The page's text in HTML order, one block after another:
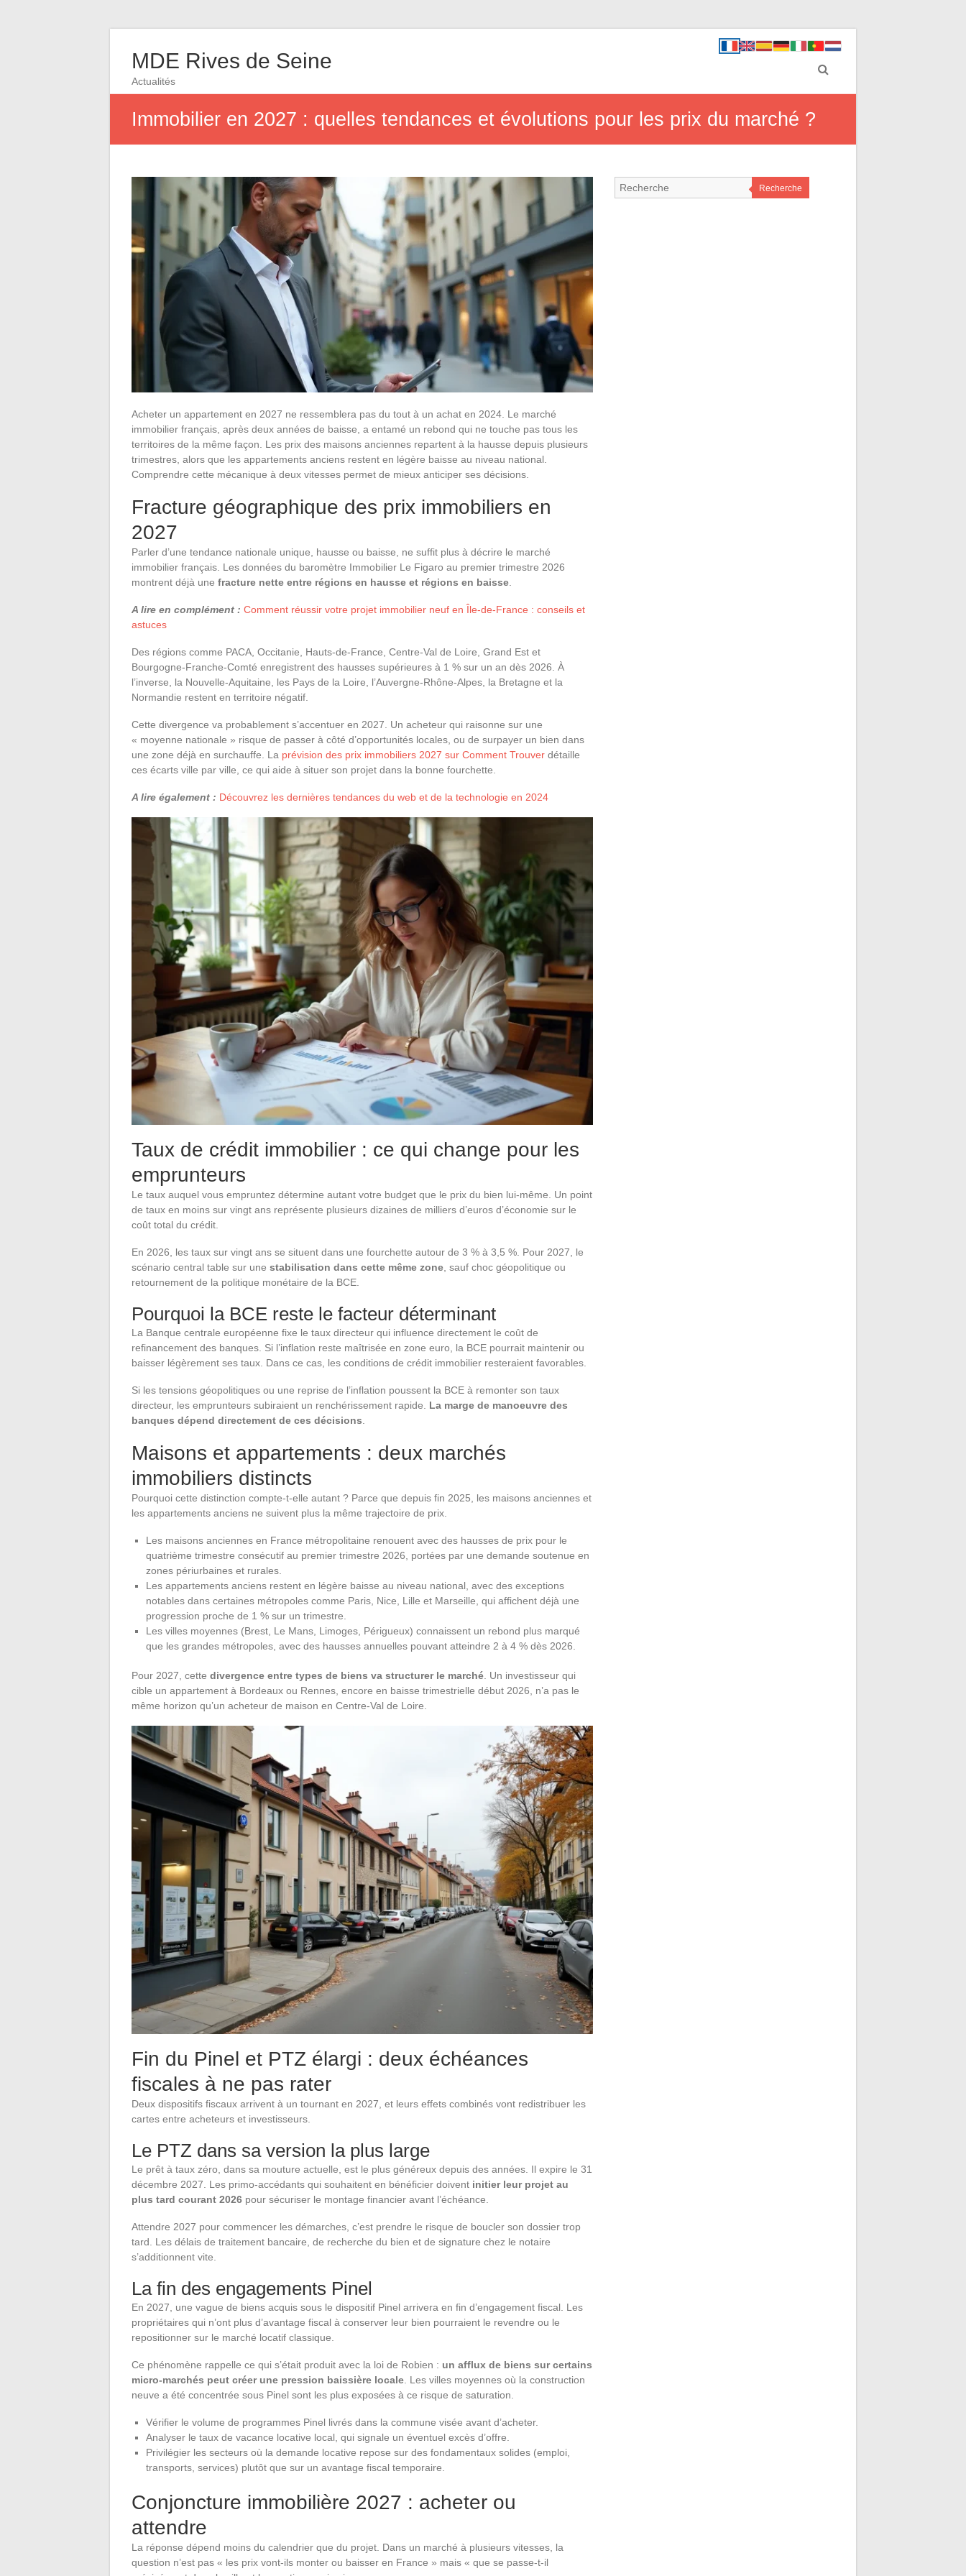
MDE Rives de Seine
Actualités
Immobilier en 2027 : quelles tendances et évolutions pour les prix du marché ?
Acheter un appartement en 2027 ne ressemblera pas du tout à un achat en 2024. Le marché
immobilier français, après deux années de baisse, a entamé un rebond qui ne touche pas tous les
territoires de la même façon. Les prix des maisons anciennes repartent à la hausse depuis plusieurs
trimestres, alors que les appartements anciens restent en légère baisse au niveau national.
Comprendre cette mécanique à deux vitesses permet de mieux anticiper ses décisions.
Fracture géographique des prix immobiliers en
2027
Parler d’une tendance nationale unique, hausse ou baisse, ne suffit plus à décrire le marché
immobilier français. Les données du baromètre Immobilier Le Figaro au premier trimestre 2026
montrent déjà une fracture nette entre régions en hausse et régions en baisse
A lire en complément : Comment réussir votre projet immobilier neuf en Île-de-France : conseils et
astuces
Des régions comme PACA, Occitanie, Hauts-de-France, Centre-Val de Loire, Grand Est et
Bourgogne-Franche-Comté enregistrent des hausses supérieures à 1 % sur un an dès 2026. À
l’inverse, la Nouvelle-Aquitaine, les Pays de la Loire, l’Auvergne-Rhône-Alpes, la Bretagne et la
Normandie restent en territoire négatif.
Cette divergence va probablement s’accentuer en 2027. Un acheteur qui raisonne sur une
« moyenne nationale » risque de passer à côté d’opportunités locales, ou de surpayer un bien dans
une zone déjà en surchauffe. La prévision des prix immobiliers 2027 sur Comment Trouver détaille
ces écarts ville par ville, ce qui aide à situer son projet dans la bonne fourchette.
A lire également : Découvrez les dernières tendances du web et de la technologie en 2024
Taux de crédit immobilier : ce qui change pour les
emprunteurs
Le taux auquel vous empruntez détermine autant votre budget que le prix du bien lui-même. Un point
de taux en moins sur vingt ans représente plusieurs dizaines de milliers d’euros d’économie sur le
coût total du crédit.
En 2026, les taux sur vingt ans se situent dans une fourchette autour de 3 % à 3,5 %. Pour 2027, le
scénario central table sur une stabilisation dans cette même zone, sauf choc géopolitique ou
retournement de la politique monétaire de la BCE.
Pourquoi la BCE reste le facteur déterminant
La Banque centrale européenne fixe le taux directeur qui influence directement le coût de
refinancement des banques. Si l’inflation reste maîtrisée en zone euro, la BCE pourrait maintenir ou
baisser légèrement ses taux. Dans ce cas, les conditions de crédit immobilier resteraient favorables.
Si les tensions géopolitiques ou une reprise de l’inflation poussent la BCE à remonter son taux
directeur, les emprunteurs subiraient un renchérissement rapide. La marge de manoeuvre des
banques dépend directement de ces décisions.
Maisons et appartements : deux marchés
immobiliers distincts
Pourquoi cette distinction compte-t-elle autant ? Parce que depuis fin 2025, les maisons anciennes et
les appartements anciens ne suivent plus la même trajectoire de prix.
Les maisons anciennes en France métropolitaine renouent avec des hausses de prix pour le
quatrième trimestre consécutif au premier trimestre 2026, portées par une demande soutenue en
zones périurbaines et rurales.
Les appartements anciens restent en légère baisse au niveau national, avec des exceptions
notables dans certaines métropoles comme Paris, Nice, Lille et Marseille, qui affichent déjà une
progression proche de 1 % sur un trimestre.
Les villes moyennes (Brest, Le Mans, Limoges, Périgueux) connaissent un rebond plus marqué
que les grandes métropoles, avec des hausses annuelles pouvant atteindre 2 à 4 % dès 2026.
Pour 2027, cette divergence entre types de biens va structurer le marché. Un investisseur qui
cible un appartement à Bordeaux ou Rennes, encore en baisse trimestrielle début 2026, n’a pas le
même horizon qu’un acheteur de maison en Centre-Val de Loire.
Fin du Pinel et PTZ élargi : deux échéances
fiscales à ne pas rater
Deux dispositifs fiscaux arrivent à un tournant en 2027, et leurs effets combinés vont redistribuer les
cartes entre acheteurs et investisseurs.
Le PTZ dans sa version la plus large
Le prêt à taux zéro, dans sa mouture actuelle, est le plus généreux depuis des années. Il expire le 31
décembre 2027. Les primo-accédants qui souhaitent en bénéficier doivent initier leur projet au
plus tard courant 2026 pour sécuriser le montage financier avant l’échéance.
Attendre 2027 pour commencer les démarches, c’est prendre le risque de boucler son dossier trop
tard. Les délais de traitement bancaire, de recherche du bien et de signature chez le notaire
s’additionnent vite.
La fin des engagements Pinel
En 2027, une vague de biens acquis sous le dispositif Pinel arrivera en fin d’engagement fiscal. Les
propriétaires qui n’ont plus d’avantage fiscal à conserver leur bien pourraient le revendre ou le
repositionner sur le marché locatif classique.
Ce phénomène rappelle ce qui s’était produit avec la loi de Robien : un afflux de biens sur certains
micro-marchés peut créer une pression baissière locale . Les villes moyennes où la construction
neuve a été concentrée sous Pinel sont les plus exposées à ce risque de saturation.
Vérifier le volume de programmes Pinel livrés dans la commune visée avant d’acheter.
Analyser le taux de vacance locative local, qui signale un éventuel excès d’offre.
Privilégier les secteurs où la demande locative repose sur des fondamentaux solides (emploi,
transports, services) plutôt que sur un avantage fiscal temporaire.
Conjoncture immobilière 2027 : acheter ou
attendre
La réponse dépend moins du calendrier que du projet. Dans un marché à plusieurs vitesses, la
question n’est pas « les prix vont-ils monter ou baisser en France » mais « que se passe-t-il
Recherche